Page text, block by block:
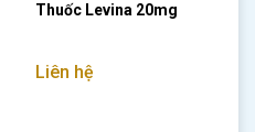
Thuốc Levina 20mg
Liên hệ